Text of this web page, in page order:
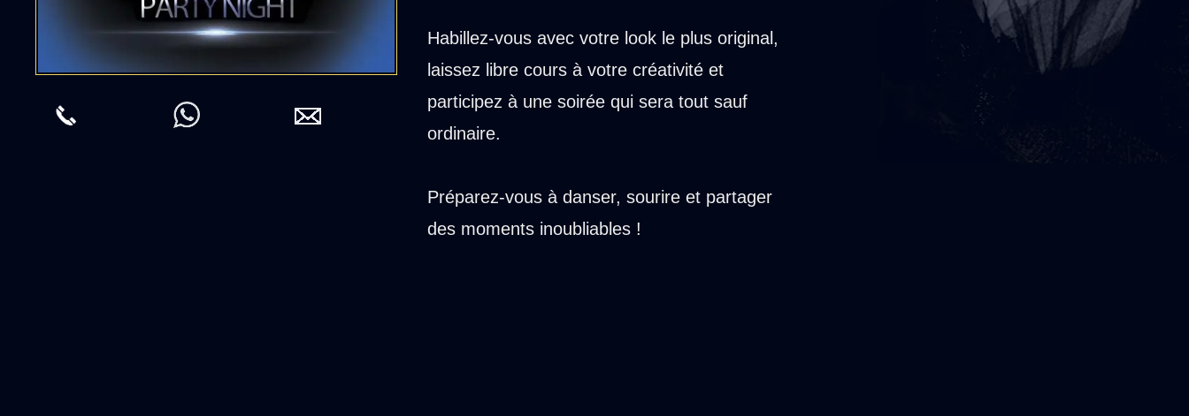
Habillez-vous avec votre look le plus original,
laissez libre cours à votre créativité et
participez à une soirée qui sera tout sauf
ordinaire.
Préparez-vous à danser, sourire et partager
des moments inoubliables !